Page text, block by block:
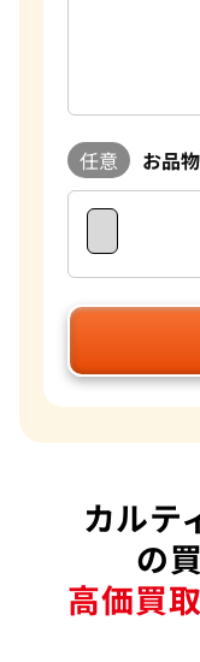
任意 お品
カルテ
の
高価買